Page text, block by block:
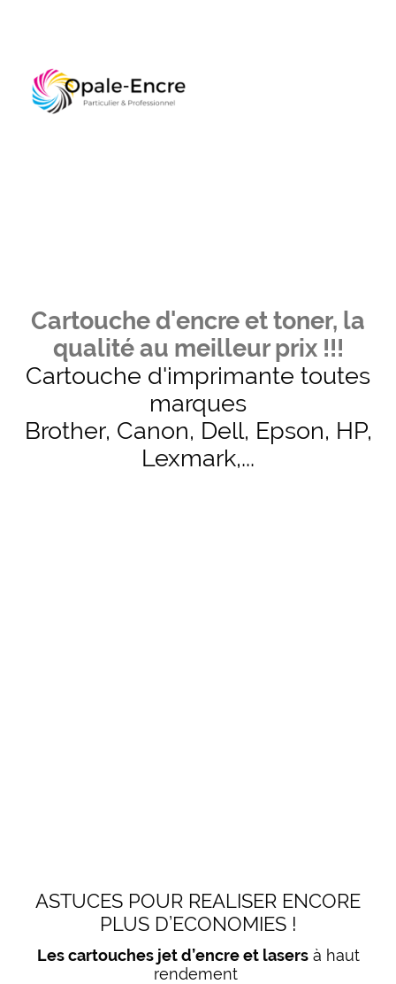
Cartouche d'encre et toner, la
qualité au meilleur prix !!!
Cartouche d'imprimante toutes
marques
Brother, Canon, Dell, Epson, HP,
Lexmark,...
ASTUCES POUR REALISER ENCORE
PLUS D’ECONOMIES !
Les cartouches jet d’encre et lasersà haut
rendement